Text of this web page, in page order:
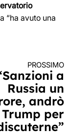
“ha avuto una
PROSSIMO
a
Russia un
andrò
per